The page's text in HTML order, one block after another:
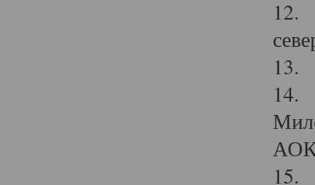
12.
13.
14.
15.